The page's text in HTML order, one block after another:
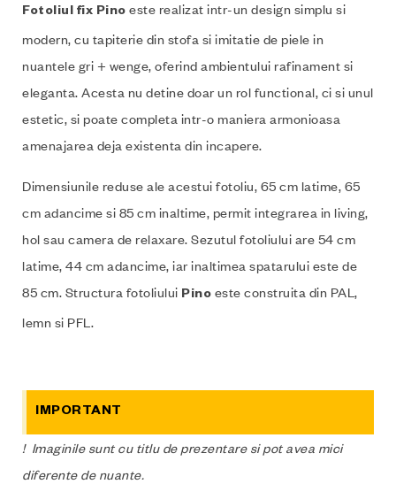
Fotoliul fix Pino este realizat intr-un design simplu si
modern, cu tapiterie din stofa si imitatie de piele in
nuantele gri + wenge, oferind ambientului rafinament si
eleganta. Acesta nu detine doar un rol functional, ci si unul
estetic, si poate completa intr-o maniera armonioasa
amenajarea deja existenta din incapere.
Dimensiunile reduse ale acestui fotoliu, 65 cm latime, 65
cm adancime si 85 cm inaltime, permit integrarea in living,
hol sau camera de relaxare. Sezutul fotoliului are 54 cm
latime, 44 cm adancime, iar inaltimea spatarului este de
85 cm. Structura fotoliului Pino este construita din PAL,
lemn si PFL.
IMPORTANT
! Imaginile sunt cu titlu de prezentare si pot avea mici
diferente de nuante.